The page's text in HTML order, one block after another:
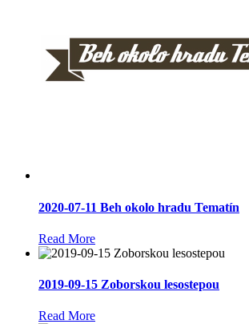
2020-07-11 Beh okolo hradu Tematín
Read More
2019-09-15 Zoborskou lesostepou
Read More